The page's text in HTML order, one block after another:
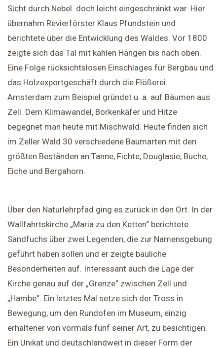
Sicht durch Nebel doch leicht eingeschränkt war. Hier
übernahm Revierförster Klaus Pfundstein und
berichtete über die Entwicklung des Waldes. Vor 1800
zeigte sich das Tal mit kahlen Hängen bis nach oben.
Eine Folge rücksichtslosen Einschlages für Bergbau und
das Holzexportgeschäft durch die Flößerei.
Amsterdam zum Beispiel gründet u. a. auf Bäumen aus
Zell. Dem Klimawandel, Borkenkäfer und Hitze
begegnet man heute mit Mischwald. Heute finden sich
im Zeller Wald 30 verschiedene Baumarten mit den
größten Beständen an Tanne, Fichte, Douglasie, Buche,
Eiche und Bergahorn.
Über den Naturlehrpfad ging es zurück in den Ort. In der
Wallfahrtskirche „Maria zu den Ketten“ berichtete
Sandfuchs über zwei Legenden, die zur Namensgebung
geführt haben sollen und er zeigte bauliche
Besonderheiten auf. Interessant auch die Lage der
Kirche genau auf der „Grenze“ zwischen Zell und
„Hambe“. Ein letztes Mal setze sich der Tross in
Bewegung, um den Rundofen im Museum, einzig
erhaltener von vormals fünf seiner Art, zu besichtigen.
Ein Unikat und deutschlandweit in dieser Form der